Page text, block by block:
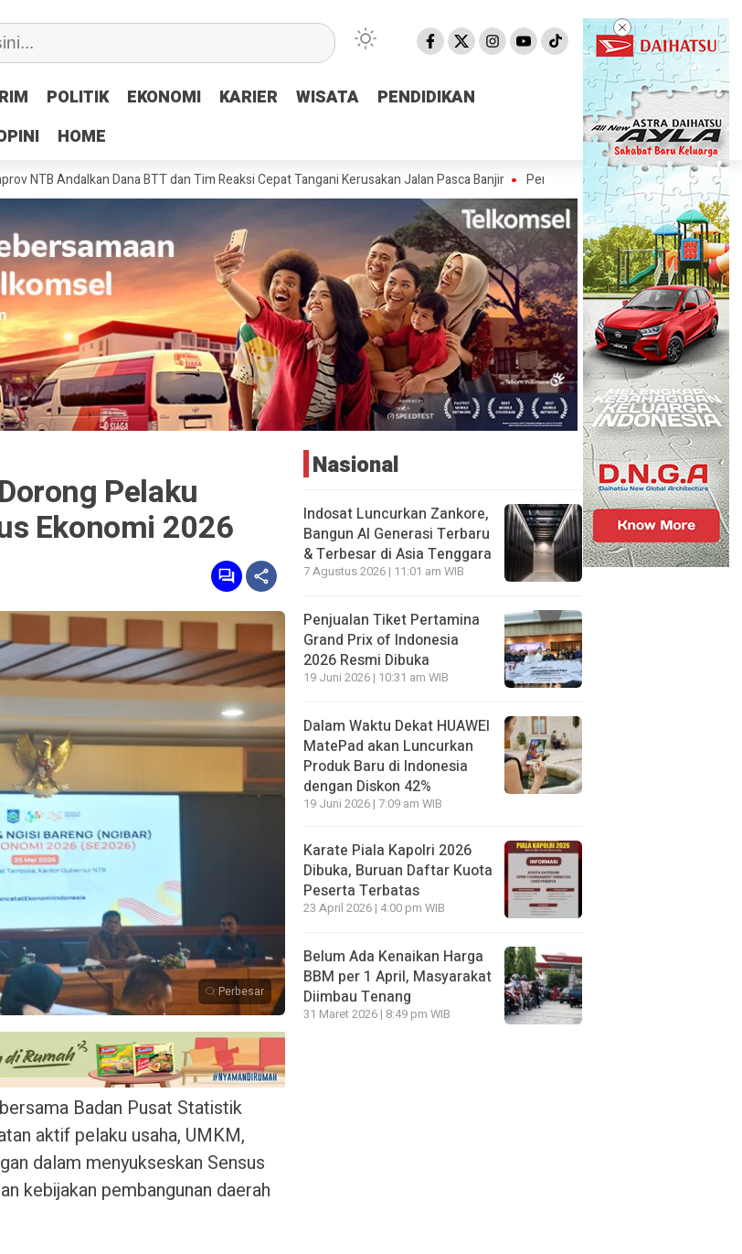
POLITIK EKONOMI KARIER WISATA
PENDIDIKAN
HOME
POLITIK EKONOMI KARIER WISATA
PENDIDIKAN
HOME
Dana BTT dan Tim Reaksi Cepat Tangani Kerusakan Jalan Pasca Banjir Pemprov NTB Segera Luncurkan Aplikasi Aduan
Pelaku
Ekonomi 2026
Perbesar
Badan Pusat Statistik
aktif pelaku usaha, UMKM,
dalam menyukseskan Sensus
kebijakan pembangunan daerah
Nasional
Indosat Luncurkan Zankore,
Bangun AI Generasi Terbaru
& Terbesar di Asia Tenggara
7 Agustus 2026 | 11:01 am WIB
Penjualan Tiket Pertamina
Grand Prix of Indonesia
2026 Resmi Dibuka
19 Juni 2026 | 10:31 am WIB
Dalam Waktu Dekat HUAWEI
MatePad akan Luncurkan
Produk Baru di Indonesia
dengan Diskon 42%
19 Juni 2026 | 7:09 am WIB
Karate Piala Kapolri 2026
Dibuka, Buruan Daftar Kuota
Peserta Terbatas
23 April 2026 | 4:00 pm WIB
Belum Ada Kenaikan Harga
BBM per 1 April, Masyarakat
Diimbau Tenang
31 Maret 2026 | 8:49 pm WIB